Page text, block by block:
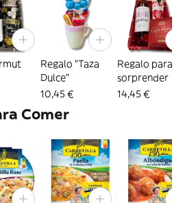
Regalo "Taza
Dulce"
10,45 €
Regalo para
sorprender
14,45 €
Comer